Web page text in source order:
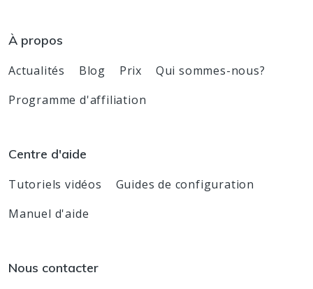
À propos
Actualités Blog Prix
Qui sommes-nous?
Programme d'affiliation
Centre d'aide
Tutoriels vidéos
Guides de configuration
Manuel d'aide
Nous contacter